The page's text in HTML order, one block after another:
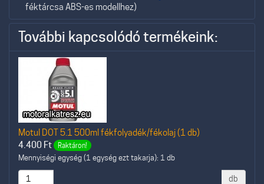
féktárcsa ABS-es modellhez)
További kapcsolódó termékeink:
Motul DOT 5.1 500ml fékfolyadék/fékolaj (1 db)
4.400 Ft Raktáron!
Mennyiségi egység (1 egység ezt takarja): 1 db
db